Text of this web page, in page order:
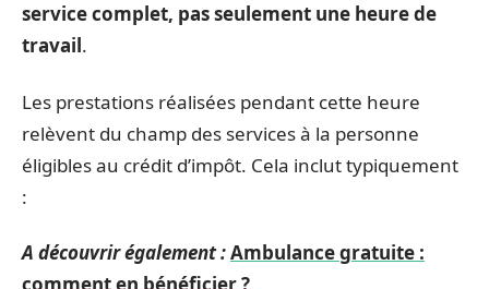
service complet, pas seulement une heure de
travail.
Les prestations réalisées pendant cette heure
relèvent du champ des services à la personne
éligibles au crédit d’impôt. Cela inclut typiquement
:
A découvrir également :Ambulance gratuite :